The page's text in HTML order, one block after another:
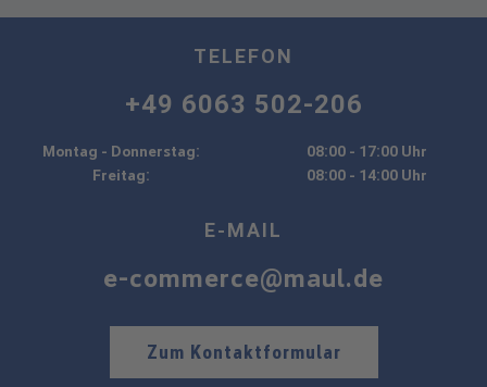
TELEFON
+49 6063 502-206
Montag - Donnerstag:
08:00 - 17:00 Uhr
Freitag:
08:00 - 14:00 Uhr
E-MAIL
e-commerce@maul.de
Zum Kontaktformular